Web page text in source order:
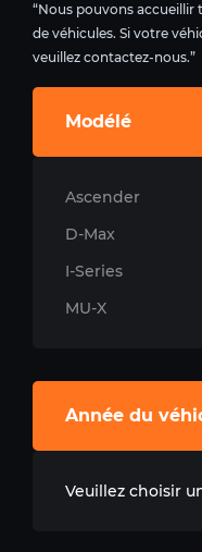
“Nous pouvons accueillir
de véhicules. Si votre
veuillez contactez-nous.”
Modélé
Ascender
D-Max
I-Series
MU-X
Année du
Veuillez choisir